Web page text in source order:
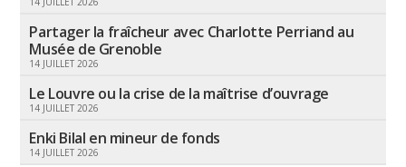
Partager la fraîcheur avec Charlotte Perriand au
Musée de Grenoble
14 JUILLET 2026
Le Louvre ou la crise de la maîtrise d’ouvrage
14 JUILLET 2026
Enki Bilal en mineur de fonds
14 JUILLET 2026